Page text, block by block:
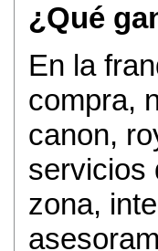
¿Qué
En la
compra,
canon,
servicios
zona,